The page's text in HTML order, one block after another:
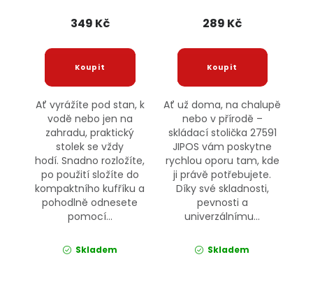
349 Kč
Ať vyrážíte pod stan, k
vodě nebo jen na
zahradu, praktický
stolek se vždy
hodí. Snadno rozložíte,
po použití složíte do
kompaktního kufříku a
pohodlně odnesete
pomocí...
Skladem
289 Kč
Ať už doma, na chalupě
nebo v přírodě –
skládací stolička 27591
JIPOS vám poskytne
rychlou oporu tam, kde
ji právě potřebujete.
Díky své skladnosti,
pevnosti a
univerzálnímu...
Skladem